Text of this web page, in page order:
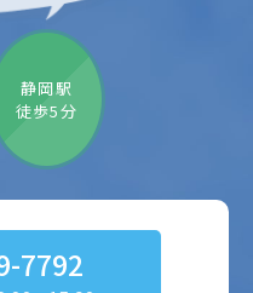
静岡駅
徒歩5分
7792